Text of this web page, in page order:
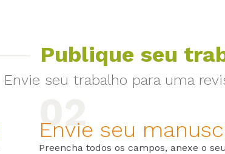
Publique seu
Envie seu trabalho para uma
Envie seu
Preencha todos os campos, anexe o